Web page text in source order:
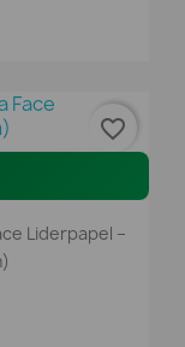
Liderpapel –
favorite_border